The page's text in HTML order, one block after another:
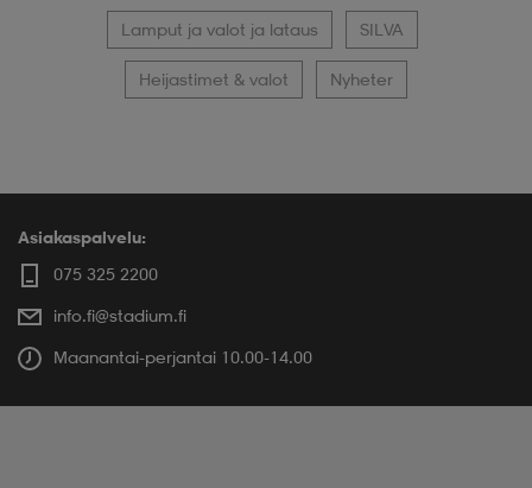
Lamput ja valot ja lataus SILVA
Heijastimet & valot Nyheter
Asiakaspalvelu:
075 325 2200
info.fi@stadium.fi
Maanantai-perjantai 10.00-14.00